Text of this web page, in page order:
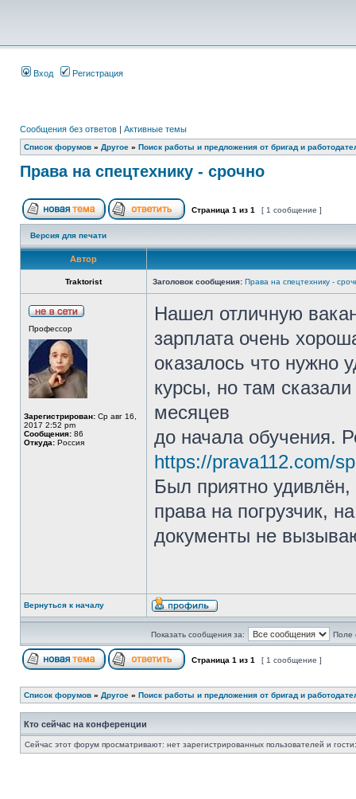
Вход Регистрация
Сообщения без ответов | Активные темы
Список форумов » Другое » Поиск работы и предложения от бригад и
Права на спецтехнику - срочно
Страница 1 из 1 [ 1 сообщение ]
Версия для печати
Автор
Traktorist Заголовок сообщения: Права на спецтехнику -
Профессор
Зарегистрирован: Ср авг 16,
2017 2:52 pm
Сообщения: 86
Откуда: Россия
Нашел отличную
зарплата очень
оказалось что нужно
курсы, но там
месяцев
до начала обучения.
https://prava112.com/
Был приятно
права на погрузчик,
документы не
Вернуться к началу
Показать сообщения за: Поле
Страница 1 из 1 [ 1 сообщение ]
Список форумов » Другое » Поиск работы и предложения от бригад и
Кто сейчас на конференции
Сейчас этот форум просматривают: нет зарегистрированных пользователей и